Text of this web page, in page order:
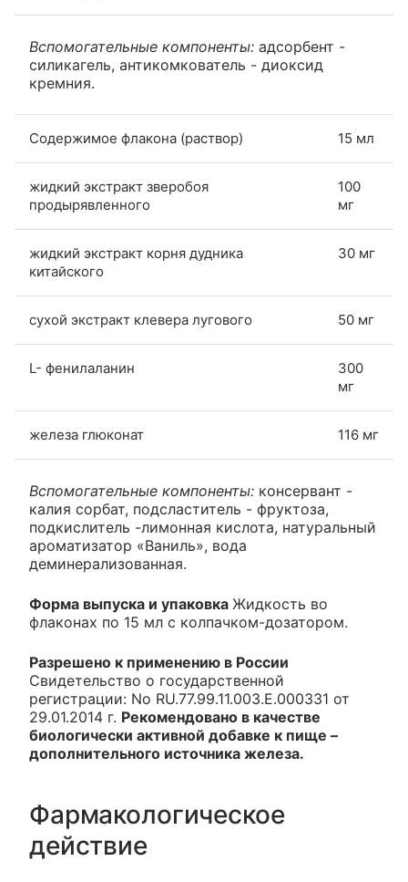
Вспомогательные компоненты: адсорбент -
силикагель, антикомкователь - диоксид
кремния.
Содержимое флакона (раствор) 15 мл
жидкий экстракт зверобоя
продырявленного
100
мг
жидкий экстракт корня дудника
китайского
30 мг
сухой экстракт клевера лугового 50 мг
L- фенилаланин
300
мг
железа глюконат 116 мг
Вспомогательные компоненты: консервант -
калия сорбат, подсластитель - фруктоза,
подкислитель -лимонная кислота, натуральный
ароматизатор «Ваниль», вода
деминерализованная.
Форма выпуска и упаковка Жидкость во
флаконах по 15 мл с колпачком-дозатором.
Разрешено к применению в России
Свидетельство о государственной
регистрации: No RU.77.99.11.003.Е.000331 от
29.01.2014 г. Рекомендовано в качестве
биологически активной добавке к пище –
дополнительного источника железа.
Фармакологическое
действие